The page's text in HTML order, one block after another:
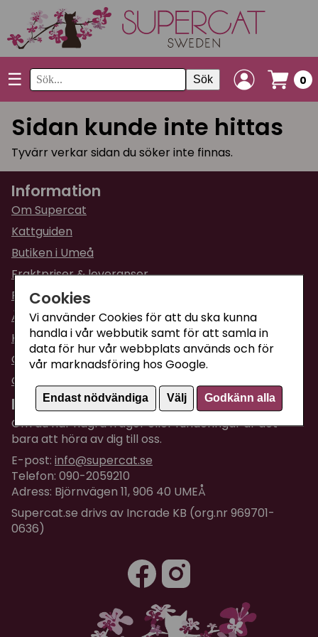
Cookies
Vi använder Cookies för att du ska kunna
handla i vår webbutik samt för att samla in
data för hur vår webbplats används och för
vår marknadsföring hos Google.
Endast nödvändiga Välj Godkänn alla
☰ Sök 0
Sidan kunde inte hittas
Tyvärr verkar sidan du söker inte finnas.
Information
Om Supercat
Kattguiden
Butiken i Umeå
Fraktpriser & leveranser
Returinformation
Ångra din order
Köpvillkor
Om företaget / Kontakta oss
Om Cookies
Kundtjänst
Om du har några frågor eller funderingar är det
bara att höra av dig till oss.
E-post: info@supercat.se
Telefon: 090-2059210
Adress: Björnvägen 11, 906 40 UMEÅ
Supercat.se drivs av Incrade KB (org.nr 969701-
0636)